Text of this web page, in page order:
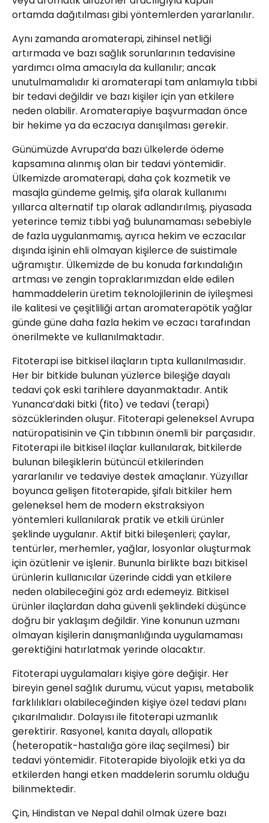
ortamda dağıtılması gibi yöntemlerden yararlanılır.
Aynı zamanda aromaterapi, zihinsel netliği
artırmada ve bazı sağlık sorunlarının tedavisine
yardımcı olma amacıyla da kullanılır; ancak
unutulmamalıdır ki aromaterapi tam anlamıyla tıbbi
bir tedavi değildir ve bazı kişiler için yan etkilere
neden olabilir. Aromaterapiye başvurmadan önce
bir hekime ya da eczacıya danışılması gerekir.
Günümüzde Avrupa‘da bazı ülkelerde ödeme
kapsamına alınmış olan bir tedavi yöntemidir.
Ülkemizde aromaterapi, daha çok kozmetik ve
masajla gündeme gelmiş, şifa olarak kullanımı
yıllarca alternatif tıp olarak adlandırılmış, piyasada
yeterince temiz tıbbi yağ bulunamaması sebebiyle
de fazla uygulanmamış, ayrıca hekim ve eczacılar
dışında işinin ehli olmayan kişilerce de suistimale
uğramıştır. Ülkemizde de bu konuda farkındalığın
artması ve zengin topraklarımızdan elde edilen
hammaddelerin üretim teknolojilerinin de iyileşmesi
ile kalitesi ve çeşitliliği artan aromaterapötik yağlar
günde güne daha fazla hekim ve eczacı tarafından
önerilmekte ve kullanılmaktadır.
Fitoterapi ise bitkisel ilaçların tıpta kullanılmasıdır.
Her bir bitkide bulunan yüzlerce bileşiğe dayalı
tedavi çok eski tarihlere dayanmaktadır. Antik
Yunanca’daki bitki (fito) ve tedavi (terapi)
sözcüklerinden oluşur. Fitoterapi geleneksel Avrupa
natüropatisinin ve Çin tıbbının önemli bir parçasıdır.
Fitoterapi ile bitkisel ilaçlar kullanılarak, bitkilerde
bulunan bileşiklerin bütüncül etkilerinden
yararlanılır ve tedaviye destek amaçlanır. Yüzyıllar
boyunca gelişen fitoterapide, şifalı bitkiler hem
geleneksel hem de modern ekstraksiyon
yöntemleri kullanılarak pratik ve etkili ürünler
şeklinde uygulanır. Aktif bitki bileşenleri; çaylar,
tentürler, merhemler, yağlar, losyonlar oluşturmak
için özütlenir ve işlenir. Bununla birlikte bazı bitkisel
ürünlerin kullanıcılar üzerinde ciddi yan etkilere
neden olabileceğini göz ardı edemeyiz. Bitkisel
ürünler ilaçlardan daha güvenli şeklindeki düşünce
doğru bir yaklaşım değildir. Yine konunun uzmanı
olmayan kişilerin danışmanlığında uygulamaması
gerektiğini hatırlatmak yerinde olacaktır.
Fitoterapi uygulamaları kişiye göre değişir. Her
bireyin genel sağlık durumu, vücut yapısı, metabolik
farklılıkları olabileceğinden kişiye özel tedavi planı
çıkarılmalıdır. Dolayısı ile fitoterapi uzmanlık
gerektirir. Rasyonel, kanıta dayalı, allopatik
(heteropatik-hastalığa göre ilaç seçilmesi) bir
tedavi yöntemidir. Fitoterapide biyolojik etki ya da
etkilerden hangi etken maddelerin sorumlu olduğu
bilinmektedir.
Çin, Hindistan ve Nepal dahil olmak üzere bazı